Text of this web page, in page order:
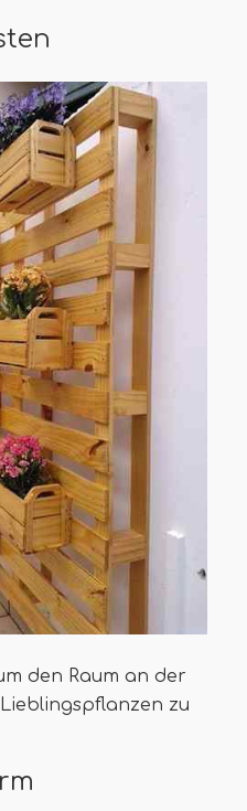
den Raum an der
zu